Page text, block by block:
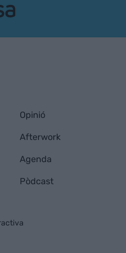
Opinió
Afterwork
Agenda
Pòdcast